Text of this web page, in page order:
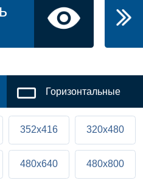
Горизонтальные
352x416 320x480
480x640 480x800